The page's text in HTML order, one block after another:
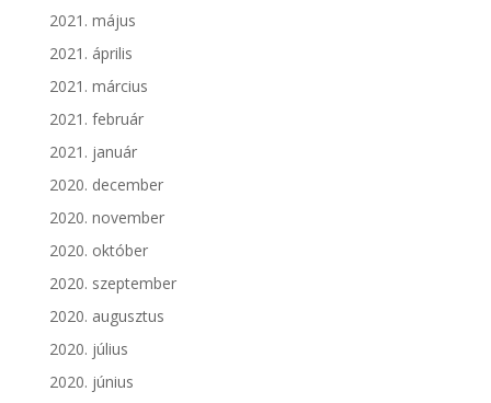
2021. május
2021. április
2021. március
2021. február
2021. január
2020. december
2020. november
2020. október
2020. szeptember
2020. augusztus
2020. július
2020. június